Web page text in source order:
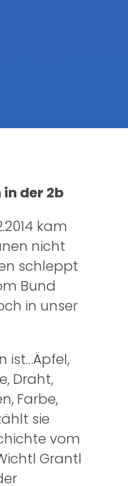
der 2b
kam
nicht
schleppt
Bund
in unser
ist…Äpfel,
Draht,
Farbe,
sie
vom
Grantl